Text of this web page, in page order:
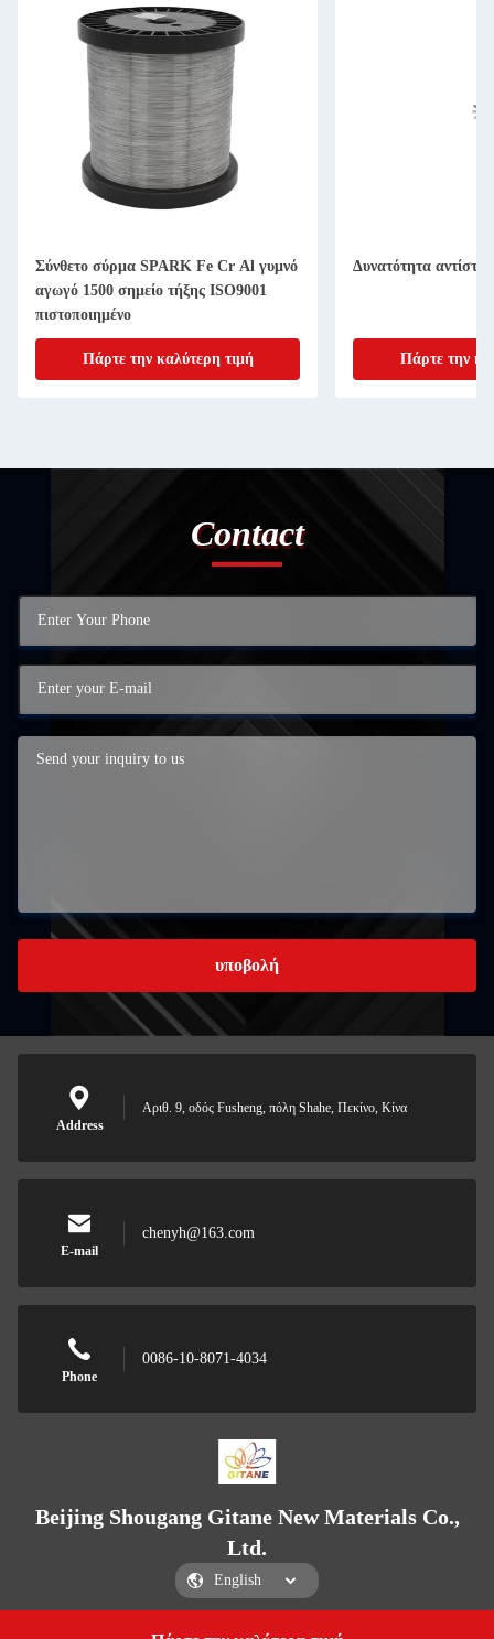
Σύνθετο σύρμα SPARK Fe Cr Al γυμνό
αγωγό 1500 σημείο τήξης ISO9001
πιστοποιημένο
Πάρτε την καλύτερη τιμή
Δυνατότητα
Πάρτε την
Contact
υποβολή
Address
Αριθ. 9, οδός Fusheng, πόλη Shahe, Πεκίνο, Κίνα
E-mail
chenyh@163.com
Phone
0086-10-8071-4034
Beijing Shougang Gitane New Materials Co.,
Ltd.